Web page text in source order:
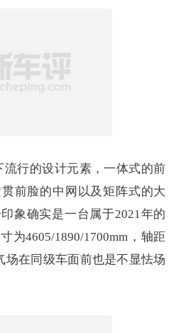
流行的设计元素，一体式的前
前脸的中网以及矩阵式的大
象确实是一台属于2021年的
为4605/1890/1700mm，轴距
场在同级车面前也是不显怯场